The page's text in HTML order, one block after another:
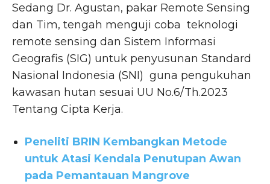
Sedang Dr. Agustan, pakar Remote Sensing
dan Tim, tengah menguji coba teknologi
remote sensing dan Sistem Informasi
Geografis (SIG) untuk penyusunan Standard
Nasional Indonesia (SNI) guna pengukuhan
kawasan hutan sesuai UU No.6/Th.2023
Tentang Cipta Kerja.
Peneliti BRIN Kembangkan Metode
untuk Atasi Kendala Penutupan Awan
pada Pemantauan Mangrove